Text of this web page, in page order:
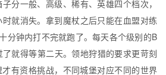
分一般、高级、稀有、英雄四个档次，
就消失。拿到魔杖之后只能在血盟对练
分钟内打不完就跑了。每天各个级别的B
就得等第二天。领地狩猎的要求更苛刻
有资格挑战，不同城堡对应不同的世界